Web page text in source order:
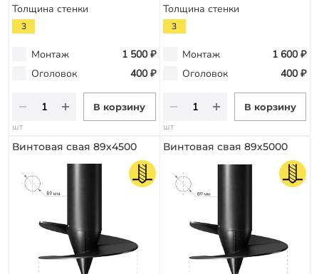
Толщина стенки
3
Монтаж
1 500 ₽
Оголовок
400 ₽
В корзину
шт
Толщина стенки
3
Монтаж
1 600 ₽
Оголовок
400 ₽
В корзину
шт
Винтовая свая 89х4500 Винтовая свая 89х5000